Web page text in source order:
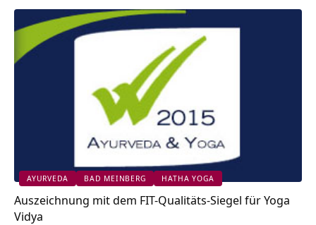
AYURVEDA BAD MEINBERG HATHA YOGA
Auszeichnung mit dem FIT-Qualitäts-Siegel für Yoga
Vidya